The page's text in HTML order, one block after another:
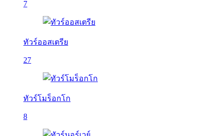
7
ทัวร์ออสเตรีย
27
ทัวร์โมร็อกโก
8